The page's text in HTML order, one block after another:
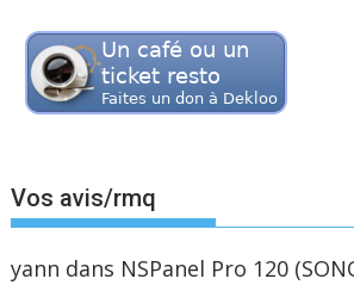
Vos avis/rmq
yann dans NSPanel Pro 120